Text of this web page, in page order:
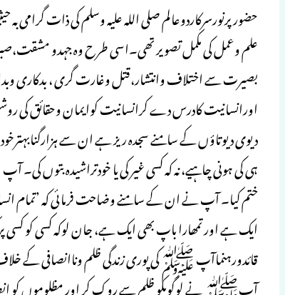
حضورپرنورسرکاردوعالم صلی اللہ علیہ وسلم کی ذات
علم وعمل کی مکمل تصویر تھی۔اسی طرح وہ جہدو
بصیرت سے اختلاف وانتشار،قتل وغارت گری ، بدکاری
اورانسانیت کادرس دے کرانسانیت کوایمان وحقائق
دیوی دیوتاؤں کے سامنے سجدہ ریز ہے ان سے
ہی کی ہونی چاہیے، نہ کہ کسی غیر کی یا خودتراشیدہ
ختم کیا۔ آپ نے ان کے سامنے وضاحت فرمائی کہ ’تمام
ایک ہے اور تمھارا باپ بھی ایک ہے، جان لوکہ کسی کو
قائدورہنماآپ ﷺ کی پوری زندگی ظلم وناانصافی کے
آپﷺ نے لوگوںکو ظلم سے روک کر اور مظلوموں کو